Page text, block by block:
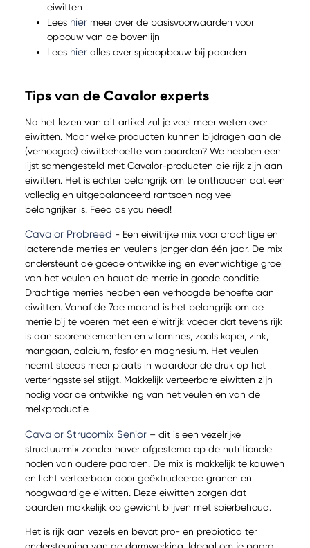
eiwitten
Lees hier meer over de basisvoorwaarden voor
opbouw van de bovenlijn
Lees hier alles over spieropbouw bij paarden
Tips van de Cavalor experts
Na het lezen van dit artikel zul je veel meer weten over
eiwitten. Maar welke producten kunnen bijdragen aan de
(verhoogde) eiwitbehoefte van paarden? We hebben een
lijst samengesteld met Cavalor-producten die rijk zijn aan
eiwitten. Het is echter belangrijk om te onthouden dat een
volledig en uitgebalanceerd rantsoen nog veel
belangrijker is. Feed as you need!
Cavalor Probreed - Een eiwitrijke mix voor drachtige en
lacterende merries en veulens jonger dan één jaar. De mix
ondersteunt de goede ontwikkeling en evenwichtige groei
van het veulen en houdt de merrie in goede conditie.
Drachtige merries hebben een verhoogde behoefte aan
eiwitten. Vanaf de 7de maand is het belangrijk om de
merrie bij te voeren met een eiwitrijk voeder dat tevens rijk
is aan sporenelementen en vitamines, zoals koper, zink,
mangaan, calcium, fosfor en magnesium. Het veulen
neemt steeds meer plaats in waardoor de druk op het
verteringsstelsel stijgt. Makkelijk verteerbare eiwitten zijn
nodig voor de ontwikkeling van het veulen en van de
melkproductie.
Cavalor Strucomix Senior – dit is een vezelrijke
structuurmix zonder haver afgestemd op de nutritionele
noden van oudere paarden. De mix is makkelijk te kauwen
en licht verteerbaar door geëxtrudeerde granen en
hoogwaardige eiwitten. Deze eiwitten zorgen dat
paarden makkelijk op gewicht blijven met spierbehoud.
Het is rijk aan vezels en bevat pro- en prebiotica ter